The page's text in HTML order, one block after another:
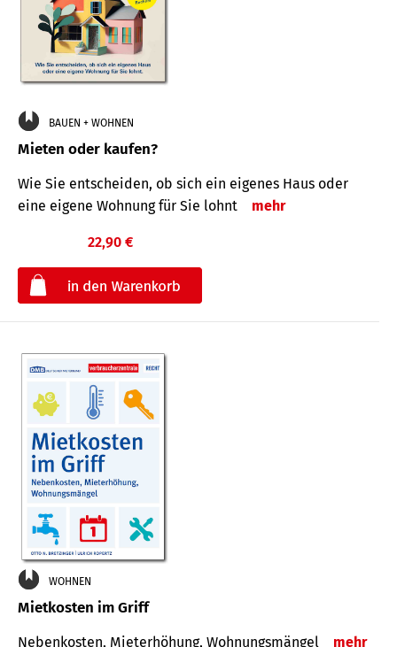
BAUEN + WOHNEN
Mieten oder kaufen?
Wie Sie entscheiden, ob sich ein eigenes Haus oder
eine eigene Wohnung für Sie lohnt
mehr
22,90 €
WOHNEN
Mietkosten im Griff
Nebenkosten, Mieterhöhung, Wohnungsmängel mehr